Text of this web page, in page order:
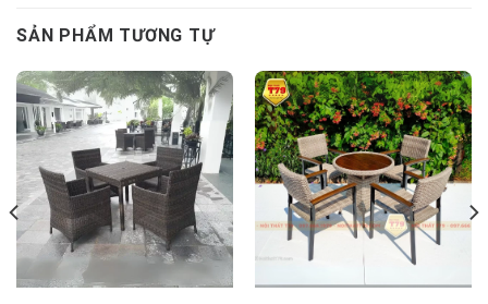
SẢN PHẨM TƯƠNG TỰ